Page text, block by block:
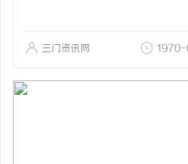
三门资讯网 1970-